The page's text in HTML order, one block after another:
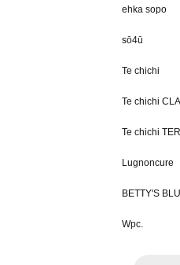
ehka sopo
sō4ū
Te chichi
Te chichi
Te chichi
Lugnoncure
BETTY'S
Wpc.